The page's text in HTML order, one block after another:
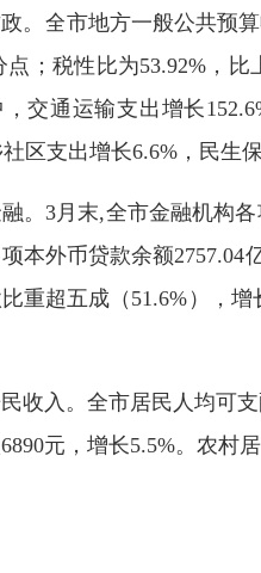
全市地方一般公共预算
点；税性比为53.92%，
交通运输支出增长
区支出增长6.6%，民生
3月末,全市金融机构各项
本外币贷款余额2757.04
重超五成（51.6%），
入。全市居民人均可支
元，增长5.5%。农村